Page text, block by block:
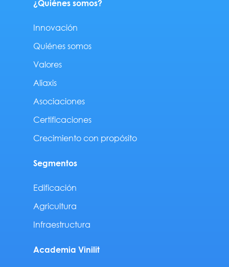
¿Quiénes somos?
Innovación
Quiénes somos
Valores
Aliaxis
Asociaciones
Certificaciones
Crecimiento con propósito
Segmentos
Edificación
Agricultura
Infraestructura
Academia Vinilit